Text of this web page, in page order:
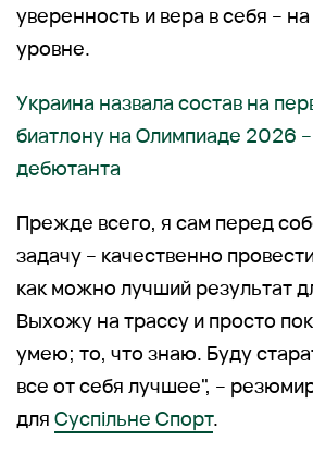
уверенность и вера в себя –
уровне.
Украина назвала состав на
биатлону на Олимпиаде 2026
дебютанта
Прежде всего, я сам перед
задачу – качественно
как можно лучший результат
Выхожу на трассу и просто
умею; то, что знаю. Буду
все от себя лучшее", –
для Суспільне Спорт.